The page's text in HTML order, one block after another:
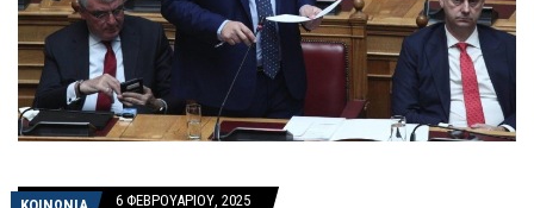
6 ΦΕΒΡΟΥΑΡΊΟΥ, 2025